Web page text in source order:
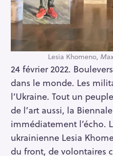
Lesia Khomeno,
24 février 2022.
dans le monde. Les
l’Ukraine. Tout un
de l’art aussi, la
immédiatement l’écho.
ukrainienne Lesia
du front, de volontaires